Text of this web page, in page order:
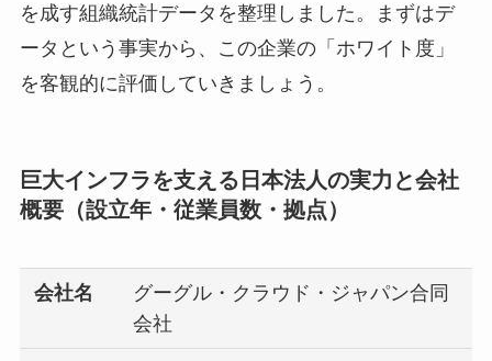
を成す組織統計データを整理しました。まずはデ
ータという事実から、この企業の「ホワイト度」
を客観的に評価していきましょう。
巨大インフラを支える日本法人の実力と会社
概要（設立年・従業員数・拠点）
会社名
グーグル・クラウド・ジャパン合同
会社